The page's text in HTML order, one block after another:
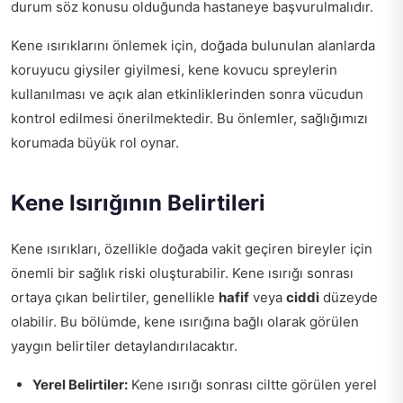
durum söz konusu olduğunda hastaneye başvurulmalıdır.
Kene ısırıklarını önlemek için, doğada bulunulan alanlarda
koruyucu giysiler giyilmesi, kene kovucu spreylerin
kullanılması ve açık alan etkinliklerinden sonra vücudun
kontrol edilmesi önerilmektedir. Bu önlemler, sağlığımızı
korumada büyük rol oynar.
Kene Isırığının Belirtileri
Kene ısırıkları, özellikle doğada vakit geçiren bireyler için
önemli bir sağlık riski oluşturabilir. Kene ısırığı sonrası
ortaya çıkan belirtiler, genellikle hafif veya ciddi düzeyde
olabilir. Bu bölümde, kene ısırığına bağlı olarak görülen
yaygın belirtiler detaylandırılacaktır.
Yerel Belirtiler: Kene ısırığı sonrası ciltte görülen yerel